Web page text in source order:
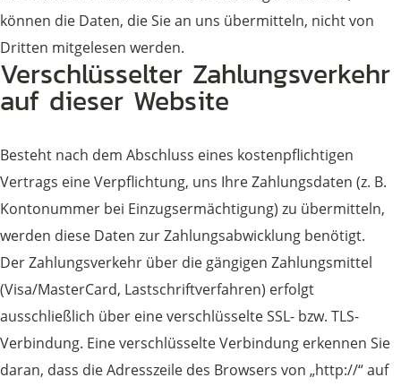
können die Daten, die Sie an uns übermitteln, nicht von
Dritten mitgelesen werden.
Verschlüsselter Zahlungsverkehr
auf dieser Website
Besteht nach dem Abschluss eines kostenpflichtigen
Vertrags eine Verpflichtung, uns Ihre Zahlungsdaten (z. B.
Kontonummer bei Einzugsermächtigung) zu übermitteln,
werden diese Daten zur Zahlungsabwicklung benötigt.
Der Zahlungsverkehr über die gängigen Zahlungsmittel
(Visa/MasterCard, Lastschriftverfahren) erfolgt
ausschließlich über eine verschlüsselte SSL- bzw. TLS-
Verbindung. Eine verschlüsselte Verbindung erkennen Sie
daran, dass die Adresszeile des Browsers von „http://“ auf